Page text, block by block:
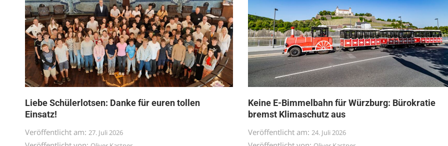
Liebe Schülerlotsen: Danke für euren tollen
Einsatz!
Veröffentlicht am: 27. Juli 2026
Keine E-Bimmelbahn für Würzburg: Bürokratie
bremst Klimaschutz aus
Veröffentlicht am: 24. Juli 2026